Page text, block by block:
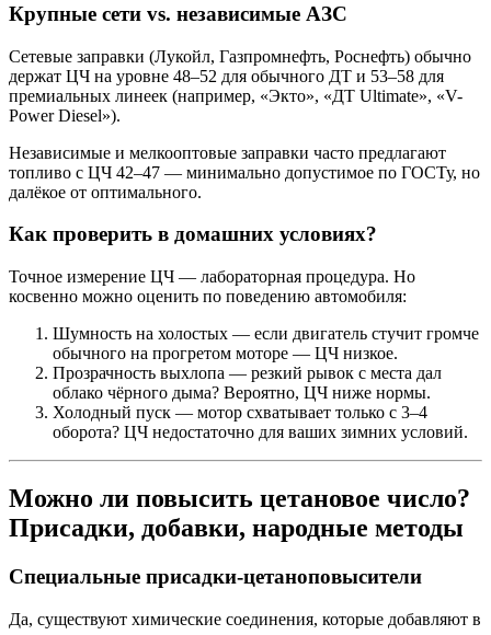
Крупные сети vs. независимые АЗС
Сетевые заправки (Лукойл, Газпромнефть, Роснефть) обычно
держат ЦЧ на уровне 48–52 для обычного ДТ и 53–58 для
премиальных линеек (например, «Экто», «ДТ Ultimate», «V-
Power Diesel»).
Независимые и мелкооптовые заправки часто предлагают
топливо с ЦЧ 42–47 — минимально допустимое по ГОСТу, но
далёкое от оптимального.
Как проверить в домашних условиях?
Точное измерение ЦЧ — лабораторная процедура. Но
косвенно можно оценить по поведению автомобиля:
Шумность на холостых — если двигатель стучит громче
обычного на прогретом моторе — ЦЧ низкое.
Прозрачность выхлопа — резкий рывок с места дал
облако чёрного дыма? Вероятно, ЦЧ ниже нормы.
Холодный пуск — мотор схватывает только с 3–4
оборота? ЦЧ недостаточно для ваших зимних условий.
Можно ли повысить цетановое число?
Присадки, добавки, народные методы
Специальные присадки-цетаноповысители
Да, существуют химические соединения, которые добавляют в